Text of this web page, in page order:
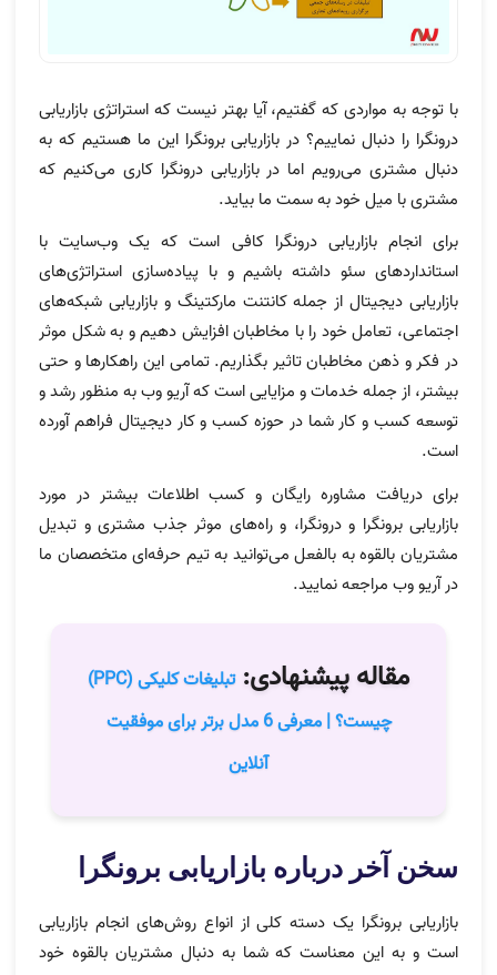
با توجه به مواردی که گفتیم، آیا بهتر نیست که استراتژی بازاریابی
درونگرا را دنبال نماییم؟ در بازاریابی برونگرا این ما هستیم که به
دنبال مشتری می‌رویم اما در بازاریابی درونگرا کاری می‌کنیم که
مشتری با میل خود به سمت ما بیاید.
برای انجام بازاریابی درونگرا کافی است که یک وب‌سایت با
استانداردهای سئو داشته باشیم و با پیاده‌سازی استراتژی‌های
بازاریابی دیجیتال از جمله کانتنت مارکتینگ و بازاریابی شبکه‌های
اجتماعی، تعامل خود را با مخاطبان افزایش دهیم و به شکل موثر
در فکر و ذهن مخاطبان تاثیر بگذاریم. تمامی این راهکارها و حتی
بیشتر، از جمله خدمات و مزایایی است که آریو وب به منظور رشد و
توسعه کسب و کار شما در حوزه کسب و کار دیجیتال فراهم آورده
است.
برای دریافت مشاوره رایگان و کسب اطلاعات بیشتر در مورد
بازاریابی برونگرا و درونگرا، و راه‌های موثر جذب مشتری و تبدیل
مشتریان بالقوه به بالفعل می‌توانید به تیم حرفه‌ای متخصصان ما
در آریو وب مراجعه نمایید.
مقاله پیشنهادی:
تبلیغات کلیکی (PPC)
چیست؟ | معرفی 6 مدل برتر برای موفقیت
آنلاین
سخن آخر درباره بازاریابی برونگرا
بازاریابی برونگرا یک دسته کلی از انواع روش‌های انجام بازاریابی
است و به این معناست که شما به دنبال مشتریان بالقوه خود